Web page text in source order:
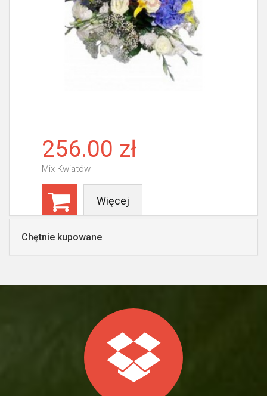
256.00 zł
Mix Kwiatów
Więcej
Chętnie kupowane